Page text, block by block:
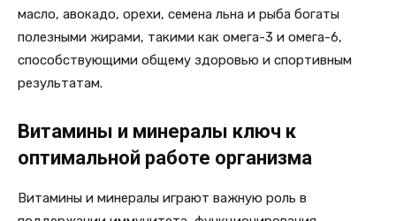
масло, авокадо, орехи, семена льна и рыба богаты
полезными жирами, такими как омега-3 и омега-6,
способствующими общему здоровью и спортивным
результатам.
Витамины и минералы ключ к
оптимальной работе организма
Витамины и минералы играют важную роль в